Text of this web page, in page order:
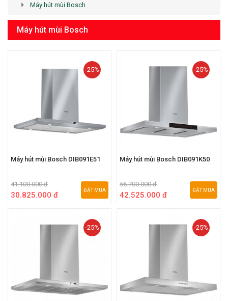
Máy hút mùi Bosch
Máy hút mùi Bosch
-25%
Máy hút mùi Bosch DIB091E51
41.100.000 đ
30.825.000 đ
ĐẶT MUA
-25%
Máy hút mùi Bosch DIB091K50
56.700.000 đ
42.525.000 đ
ĐẶT MUA
-25% -25%